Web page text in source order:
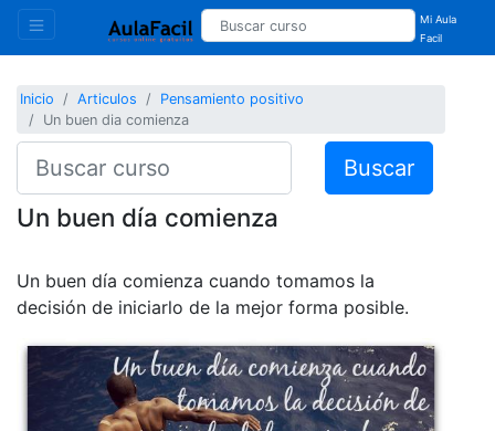
Mi Aula
Facil
Inicio Articulos
Pensamiento positivo
Un buen dia comienza
Buscar
Un buen día comienza
Un buen día comienza cuando tomamos la
decisión de iniciarlo de la mejor forma posible.